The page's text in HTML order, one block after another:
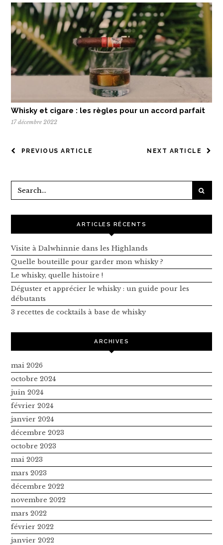
Whisky et cigare : les règles pour un accord parfait
17 décembre 2022
NAVIGATION
L’ARTICLE
NEXT ARTICLE
PREVIOUS ARTICLE
ARTICLES RÉCENTS
Visite à Dalwhinnie dans les Highlands
Quelle bouteille pour garder mon whisky ?
Le whisky, quelle histoire !
Déguster et apprécier le whisky : un guide pour les
débutants
3 recettes de cocktails à base de whisky
ARCHIVES
mai 2026
octobre 2024
juin 2024
février 2024
janvier 2024
décembre 2023
octobre 2023
mai 2023
mars 2023
décembre 2022
novembre 2022
mars 2022
février 2022
janvier 2022